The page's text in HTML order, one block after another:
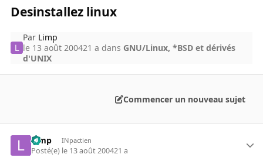
Desinstallez linux
Par Limp
le 13 août 200421 a dans GNU/Linux, *BSD et dérivés
d'UNIX
Commencer un nouveau sujet
Limp INpactien
Posté(e) le 13 août 200421 a